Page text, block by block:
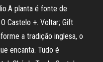
planta é fonte de
Castelo +. Voltar; Gift
a tradição inglesa, o
encanta. Tudo é